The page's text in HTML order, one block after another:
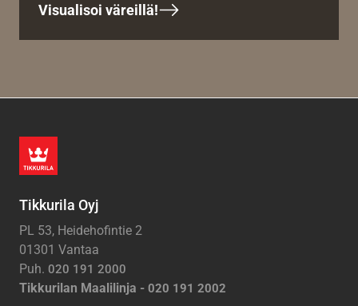
Visualisoi väreillä!
Tikkurila Oyj
PL 53, Heidehofintie 2
01301 Vantaa
Puh. 020 191 2000
Tikkurilan Maalilinja - 020 191 2002